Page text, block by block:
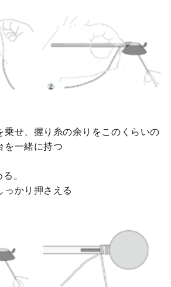
せ、握り糸の余りをこのくらいの
を一緒に持つ
。
っかり押さえる